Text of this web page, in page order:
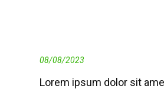
08/08/2023
Lorem ipsum dolor sit